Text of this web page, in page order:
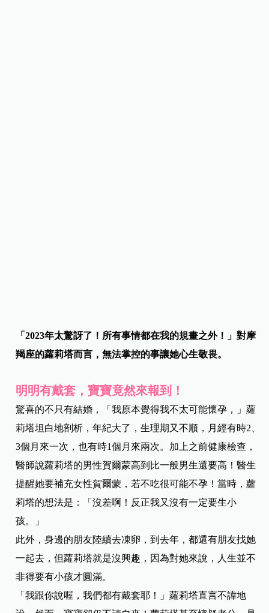
「2023年太驚訝了！所有事情都在我的規畫之外！」對摩
羯座的蘿莉塔而言，無法掌控的事讓她心生敬畏。
明明有戴套，寶寶竟然來報到！
驚喜的不只有結婚，「我原本覺得我不太可能懷孕，」蘿
莉塔坦白地剖析，年紀大了，生理期又不順，月經有時2
3個月來一次，也有時1個月來兩次。加上之前健康檢查，
醫師說蘿莉塔的男性賀爾蒙高到比一般男生還要高！醫生
提醒她要補充女性賀爾蒙，若不吃很可能不孕！當時，蘿
莉塔的想法是：「沒差啊！反正我又沒有一定要生小
孩。」
此外，身邊的朋友陸續去凍卵，到去年，都還有朋友找她
一起去，但蘿莉塔就是沒興趣，因為對她來說，人生並不
非得要有小孩才圓滿。
「我跟你說喔，我們都有戴套耶！」蘿莉塔直言不諱地